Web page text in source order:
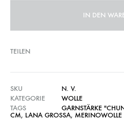
IN DEN
TEILEN
SKU
N. V.
KATEGORIE
WOLLE
TAGS
GARNSTÄRKE
CM, LANA GROSSA, MERINOWOLLE